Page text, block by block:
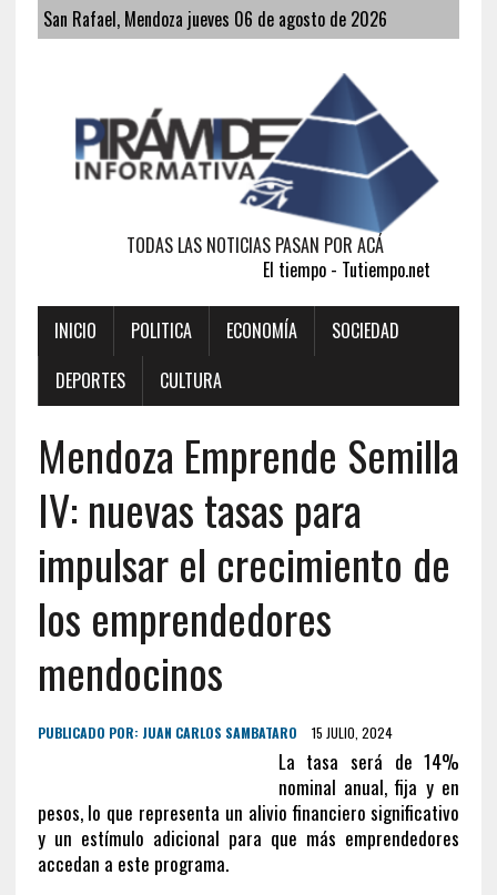
San Rafael, Mendoza jueves 06 de agosto de 2026
TODAS LAS NOTICIAS PASAN POR ACÁ
El tiempo - Tutiempo.net
INICIO POLITICA ECONOMÍA
SOCIEDAD
DEPORTES
CULTURA
Mendoza Emprende Semilla
IV: nuevas tasas para
impulsar el crecimiento de
los emprendedores
mendocinos
PUBLICADO POR: JUAN CARLOS SAMBATARO 15 JULIO, 2024
La tasa será de 14%
nominal anual, fija y en
pesos, lo que representa un alivio financiero significativo
y un estímulo adicional para que más emprendedores
accedan a este programa.